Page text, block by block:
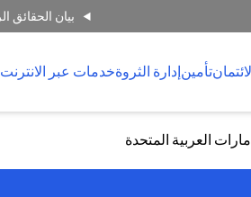
بيان الحقائق
تأمينإدارة الثروةخدمات عبر الانترنت
العربية المتحدة